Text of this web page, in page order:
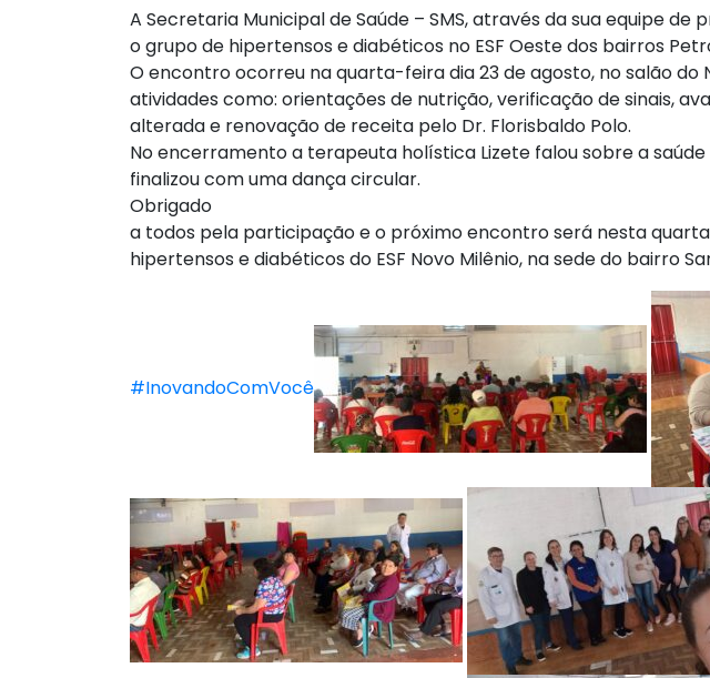
A Secretaria Municipal de Saúde – SMS, através da sua equipe
o grupo de hipertensos e diabéticos no ESF Oeste dos bairros
O encontro ocorreu na quarta-feira dia 23 de agosto, no salão do
atividades como: orientações de nutrição, verificação de sinais,
alterada e renovação de receita pelo Dr. Florisbaldo Polo.
No encerramento a terapeuta holística Lizete falou sobre a
finalizou com uma dança circular.
Obrigado
a todos pela participação e o próximo encontro será nesta
hipertensos e diabéticos do ESF Novo Milênio, na sede do bairro
#InovandoComVocê